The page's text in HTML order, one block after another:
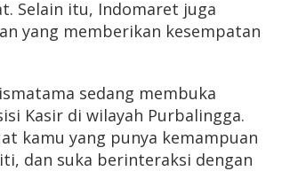
Selain itu, Indomaret juga
yang memberikan kesempatan
sedang membuka
Kasir di wilayah Purbalingga.
kamu yang punya kemampuan
dan suka berinteraksi dengan